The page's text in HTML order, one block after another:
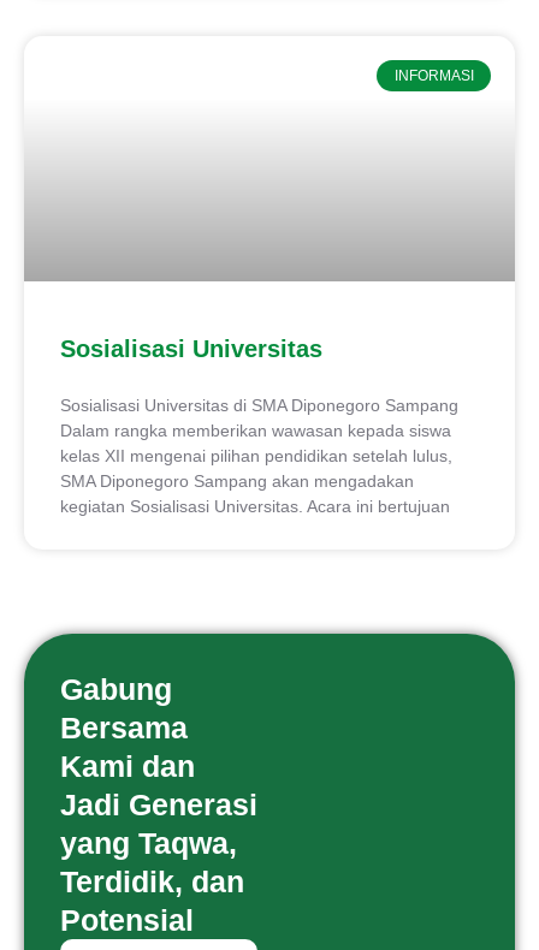
INFORMASI
Sosialisasi Universitas
Sosialisasi Universitas di SMA Diponegoro Sampang
Dalam rangka memberikan wawasan kepada siswa
kelas XII mengenai pilihan pendidikan setelah lulus,
SMA Diponegoro Sampang akan mengadakan
kegiatan Sosialisasi Universitas. Acara ini bertujuan
Gabung
Bersama
Kami dan
Jadi Generasi
yang Taqwa,
Terdidik, dan
Potensial